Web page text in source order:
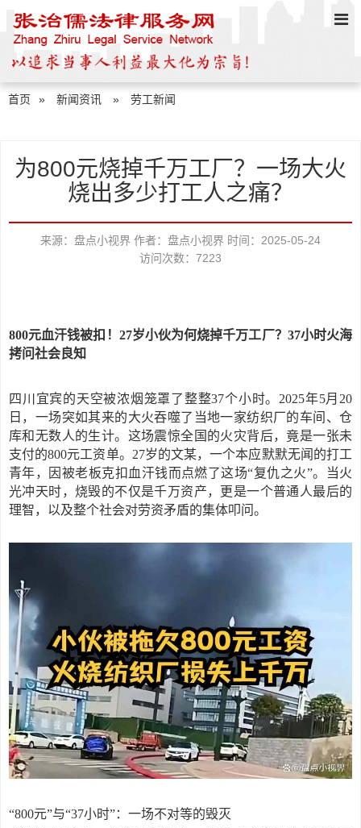
首页 » 新闻资讯 » 劳工新闻
为800元烧掉千万工厂？一场大火
烧出多少打工人之痛？
来源：盘点小视界 作者：盘点小视界 时间：2025-05-24
访问次数：7223
800元血汗钱被扣！27岁小伙为何烧掉千万工厂？37小时火海
拷问社会良知
四川宜宾的天空被浓烟笼罩了整整37个小时。2025年5月20
日，一场突如其来的大火吞噬了当地一家纺织厂的车间、仓
库和无数人的生计。这场震惊全国的火灾背后，竟是一张未
支付的800元工资单。27岁的文某，一个本应默默无闻的打工
青年，因被老板克扣血汗钱而点燃了这场“复仇之火”。当火
光冲天时，烧毁的不仅是千万资产，更是一个普通人最后的
理智，以及整个社会对劳资矛盾的集体叩问。
“800元”与“37小时”：一场不对等的毁灭